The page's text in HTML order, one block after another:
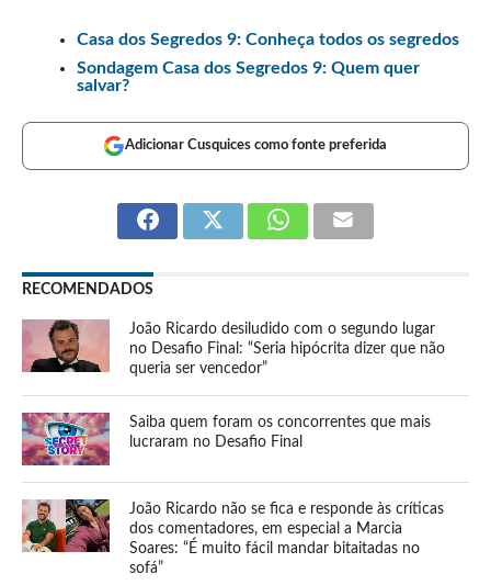
Casa dos Segredos 9: Conheça todos os segredos
Sondagem Casa dos Segredos 9: Quem quer
salvar?
Adicionar Cusquices como fonte preferida
RECOMENDADOS
João Ricardo desiludido com o segundo lugar
no Desafio Final: “Seria hipócrita dizer que não
queria ser vencedor”
Saiba quem foram os concorrentes que mais
lucraram no Desafio Final
João Ricardo não se fica e responde às críticas
dos comentadores, em especial a Marcia
Soares: “É muito fácil mandar bitaitadas no
sofá”